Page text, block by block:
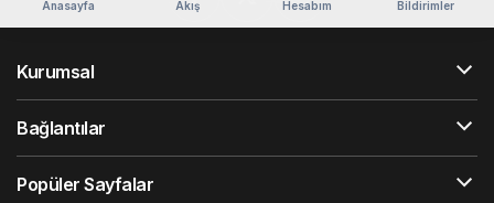
Anasayfa Akış Hesabım Bildirimler
Kurumsal
Bağlantılar
Popüler Sayfalar